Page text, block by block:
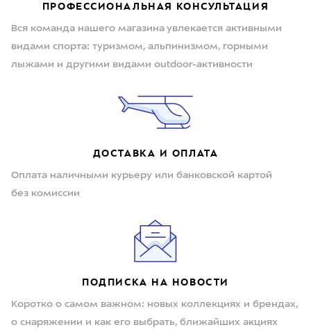
ПРОФЕССИОНАЛЬНАЯ КОНСУЛЬТАЦИЯ
Вся команда нашего магазина увлекается активными
видами спорта: туризмом, альпинизмом, горными
лыжами и другими видами outdoor-активности
ДОСТАВКА И ОПЛАТА
Оплата наличными курьеру или банковской картой
без комиссии
ПОДПИСКА НА НОВОСТИ
Коротко о самом важном: новых коллекциях и брендах,
о снаряжении и как его выбрать, ближайших акциях